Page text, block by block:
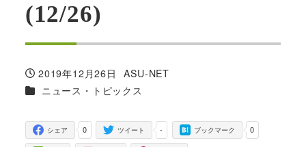
(12/26)
投稿日
2019年12月26日
著
者
ASU-NET
カテゴリー
ニュース・トピックス
0
シェア -
ツイート 0
ブックマーク